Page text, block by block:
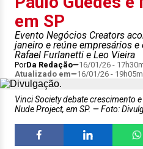
em SP
Evento Negócios Creators
janeiro e reúne empresários
Rafael Furlanetti e Leo Vieira
PorDa Redação 16/01/26 -
Atualizado em
16/01/26 -
Vinci Society debate crescimento
Nude Project, em SP.
Foto: